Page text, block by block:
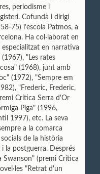
periodisme i
Cofundà i dirigí
75) l'escola Patmos, a
Ha col·laborat en
especialitzat en narrativa
"Les rates
(1968), junt amb
(1972), "Sempre em
"Frederic, Frederic,
Crítica Serra d'Or
Piga" (1996,
1997), etc. La seva
a la comarca
de la història
la postguerra. Després
Swanson" (premi Crítica
"Retrat d'un